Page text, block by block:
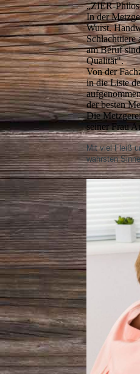
„ZIER-
In der
Wurst.
Schlachttiere
am Beruf
Qualität".
Von der
in die Liste
der besten
Die
seiner Frau
Mit viel Fleiß
wahrsten